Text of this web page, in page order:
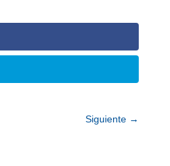
Siguiente →